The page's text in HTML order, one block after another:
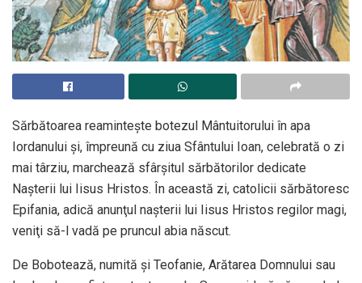
Sărbătoarea reaminteşte botezul Mântuitorului în apa
Iordanului şi, împreună cu ziua Sfântului Ioan, celebrată o zi
mai târziu, marchează sfârşitul sărbătorilor dedicate
Naşterii lui Iisus Hristos. În această zi, catolicii sărbătoresc
Epifania, adică anunţul naşterii lui Iisus Hristos regilor magi,
veniţi să-l vadă pe pruncul abia născut.
De Bobotează, numită şi Teofanie, Arătarea Domnului sau